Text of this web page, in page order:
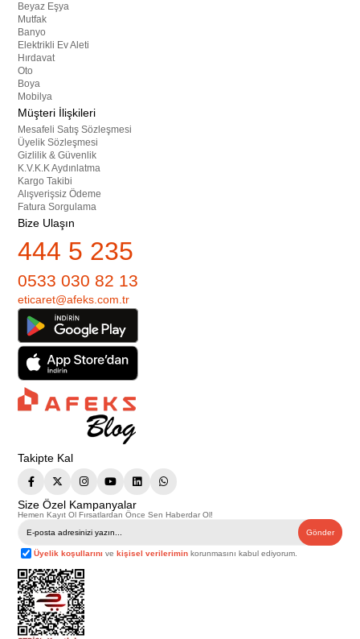
Beyaz Eşya
Mutfak
Banyo
Elektrikli Ev Aleti
Hırdavat
Oto
Boya
Mobilya
Müşteri İlişkileri
Mesafeli Satış Sözleşmesi
Üyelik Sözleşmesi
Gizlilik & Güvenlik
K.V.K.K Aydınlatma
Kargo Takibi
Alışverişsiz Ödeme
Fatura Sorgulama
Bize Ulaşın
444 5 235
0533 030 82 13
eticaret@afeks.com.tr
Takipte Kal
Size Özel Kampanyalar
Hemen Kayıt Ol Fırsatlardan Önce Sen Haberdar Ol!
Gönder
Üyelik koşullarını vekişisel verilerimin korunmasını kabul ediyorum.